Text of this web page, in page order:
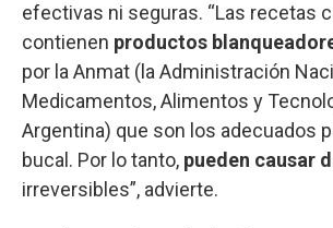
efectivas ni seguras. “Las recetas
contienen productos
por la Anmat (la Administración
Medicamentos, Alimentos y
Argentina) que son los adecuados
bucal. Por lo tanto, pueden causar
irreversibles”, advierte.